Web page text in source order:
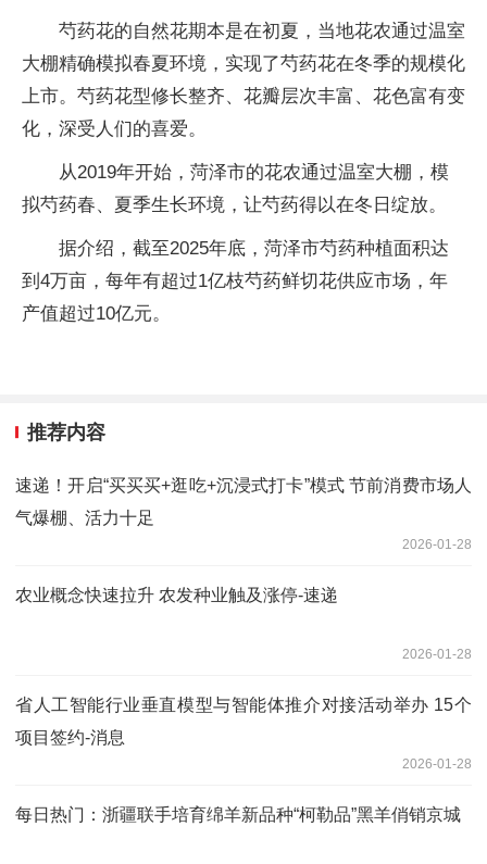
芍药花的自然花期本是在初夏，当地花农通过温室
大棚精确模拟春夏环境，实现了芍药花在冬季的规模化
上市。芍药花型修长整齐、花瓣层次丰富、花色富有变
化，深受人们的喜爱。
从2019年开始，菏泽市的花农通过温室大棚，模
拟芍药春、夏季生长环境，让芍药得以在冬日绽放。
据介绍，截至2025年底，菏泽市芍药种植面积达
到4万亩，每年有超过1亿枝芍药鲜切花供应市场，年
产值超过10亿元。
推荐内容
速递！开启“买买买+逛吃+沉浸式打卡”模式 节前消费市场人
气爆棚、活力十足
2026-01-28
农业概念快速拉升 农发种业触及涨停-速递
2026-01-28
省人工智能行业垂直模型与智能体推介对接活动举办 15个
项目签约-消息
2026-01-28
每日热门：浙疆联手培育绵羊新品种“柯勒品”黑羊俏销京城